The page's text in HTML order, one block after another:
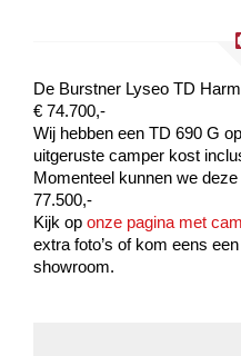
De Burstner Lyseo TD
€ 74.700,-
Wij hebben een TD 690 G
uitgeruste camper kost
Momenteel kunnen we
77.500,-
Kijk op onze pagina met
extra foto’s of kom eens
showroom.